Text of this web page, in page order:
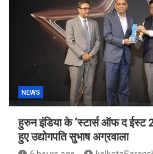
NEWS
हुरुन इंडिया के ‘स्टार्स ऑफ द
हुए उद्योगपति सुभाष अग्रवाला